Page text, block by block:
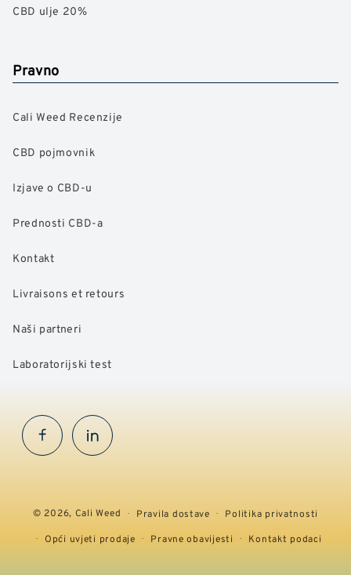
CBD ulje 20%
Pravno
Cali Weed Recenzije
CBD pojmovnik
Izjave o CBD-u
Prednosti CBD-a
Kontakt
Livraisons et retours
Naši partneri
Laboratorijski test
FacebookInstaGram
© 2026, Cali Weed Pravila dostave
Politika privatnosti
Opći uvjeti prodaje
Pravne obavijesti Kontakt podaci